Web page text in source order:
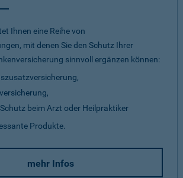
Ihnen eine Reihe von
mit denen Sie den Schutz Ihrer
sinnvoll ergänzen können:
beim Arzt oder Heilpraktiker
Produkte.
mehr Infos